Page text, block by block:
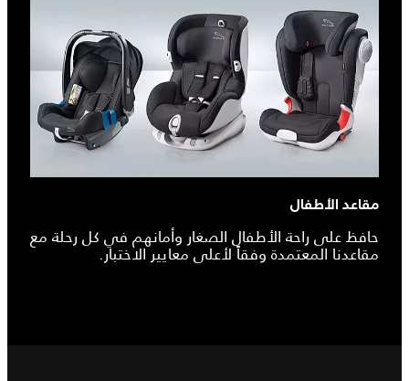
مقاعد الأطفال
حافظ على راحة الأطفال الصغار وأمانهم في كل رحلة مع
مقاعدنا المعتمدة وفقاً لأعلى معايير الاختبار.